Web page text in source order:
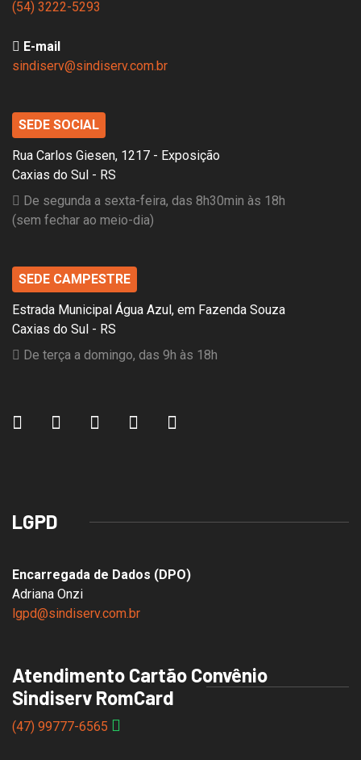
(54) 3222-5293
E-mail
sindiserv@sindiserv.com.br
SEDE SOCIAL
Rua Carlos Giesen, 1217 - Exposição
Caxias do Sul - RS
De segunda a sexta-feira, das 8h30min às 18h
(sem fechar ao meio-dia)
SEDE CAMPESTRE
Estrada Municipal Água Azul, em Fazenda Souza
Caxias do Sul - RS
De terça a domingo, das 9h às 18h
LGPD
Encarregada de Dados (DPO)
Adriana Onzi
lgpd@sindiserv.com.br
Atendimento Cartão Convênio
Sindiserv RomCard
(47) 99777-6565